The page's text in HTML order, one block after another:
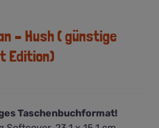
– Hush ( günstige
Edition)
Taschenbuchformat!